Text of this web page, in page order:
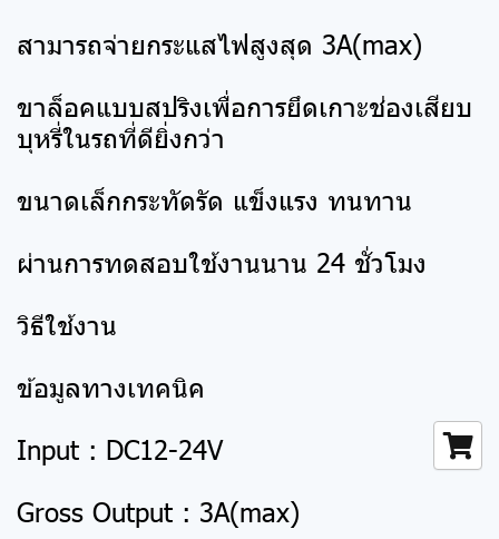
สามารถจ่ายกระแสไฟสูงสุด 3A(max)
ขาล็อคแบบสปริงเพื่อการยึดเกาะช่องเสียบ
บุหรี่ในรถที่ดียิ่งกว่า
ขนาดเล็กกระทัดรัด แข็งแรง ทนทาน
ผ่านการทดสอบใช้งานนาน 24 ชั่วโมง
วิธีใช้งาน
ข้อมูลทางเทคนิค
Input : DC12-24V
Gross Output : 3A(max)